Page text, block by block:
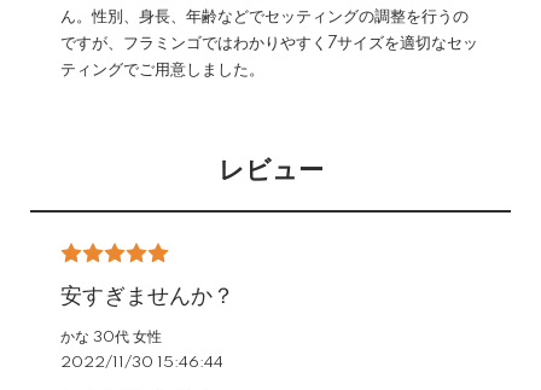
ん。性別、身長、年齢などでセッティングの調整を行うの
ですが、フラミンゴではわかりやすく7サイズを適切なセッ
ティングでご用意しました。
レビュー
安すぎませんか？
かな 30代 女性
2022/11/30 15:46:44